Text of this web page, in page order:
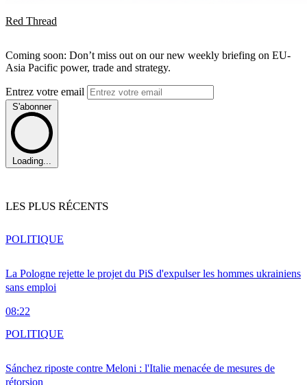
Red Thread
Coming soon: Don’t miss out on our new weekly briefing on EU-
Asia Pacific power, trade and strategy.
Entrez votre email
S'abonner
Loading...
LES PLUS RÉCENTS
La Pologne rejette le projet du PiS d'expulser les hommes ukrainiens
sans emploi
08:22
POLITIQUE
Sánchez riposte contre Meloni : l'Italie menacée de mesures de
rétorsion
POLITIQUE